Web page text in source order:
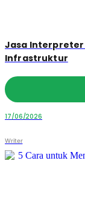
Jasa Interpreter
Infrastruktur
17/06/2026
Writer